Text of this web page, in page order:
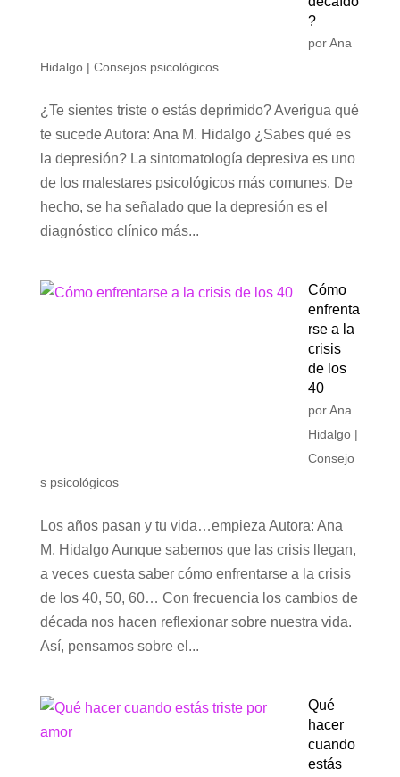
?
porAna
Hidalgo| Consejos psicológicos
¿Te sientes triste o estás deprimido? Averigua qué
te sucede Autora: Ana M. Hidalgo ¿Sabes qué es
la depresión? La sintomatología depresiva es uno
de los malestares psicológicos más comunes. De
hecho, se ha señalado que la depresión es el
diagnóstico clínico más...
Cómo
enfrenta
rse a la
crisis
de los
40
porAna
Hidalgo|
Consejo
s psicológicos
Los años pasan y tu vida…empieza Autora: Ana
M. Hidalgo Aunque sabemos que las crisis llegan,
a veces cuesta saber cómo enfrentarse a la crisis
de los 40, 50, 60… Con frecuencia los cambios de
década nos hacen reflexionar sobre nuestra vida.
Así, pensamos sobre el...
Qué
hacer
cuando
estás